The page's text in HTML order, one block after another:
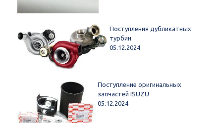
Поступления дубликатных
турбин
05.12.2024
Поступление оригинальных
запчастей ISUZU
05.12.2024